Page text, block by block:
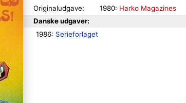
Originaludgave:
1980: Harko Magazines
Danske udgaver:
1986: Serieforlaget